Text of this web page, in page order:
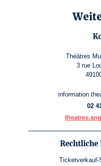
Théâtres
3 rue
02
Rechtliche
Ticketverkauf-